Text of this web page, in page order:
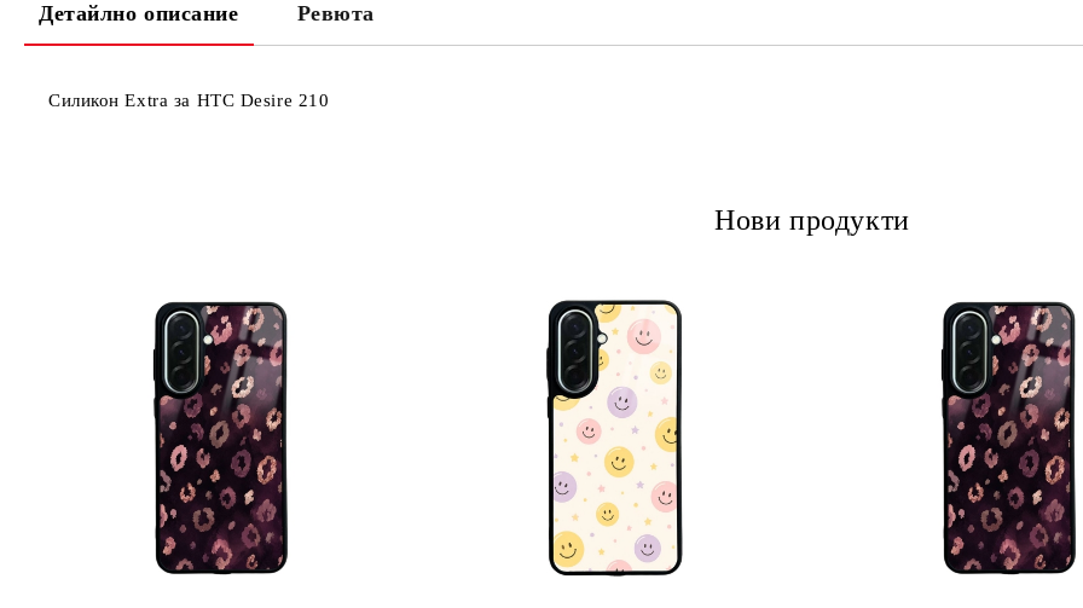
Детайлно описание Ревюта
Силикон Extra за HTC Desire 210
Нови продукти